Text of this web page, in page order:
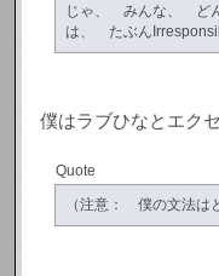
じゃ、 みんな、 ど
は、 たぶん
僕はラブひなとエク
Quote
（注意： 僕の文法は